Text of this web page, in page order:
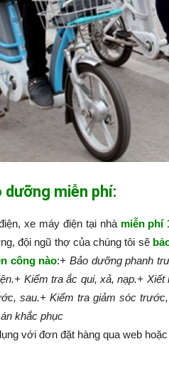
dưỡng miễn phí:
xe máy điện tại nhà miễn phí
đội ngũ thợ của chúng tôi sẽ
công nào:​​​​​+ Bảo dưỡng phanh
+ Kiểm tra ắc qui, xả, nạp.+ Xiết
sau.+ Kiểm tra giảm sóc
khắc phục
với đơn đặt hàng qua web